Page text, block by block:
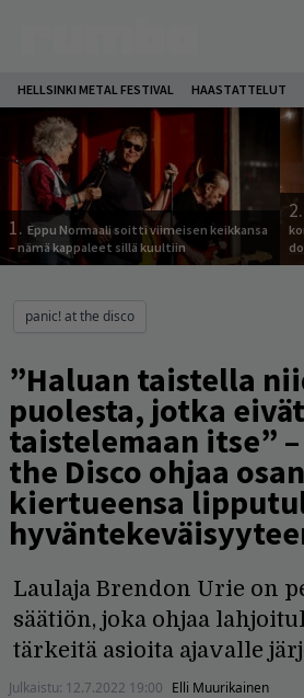
HELLSINKI METAL FESTIVAL HAASTATTELUT
1. Eppu Normaali soitti viimeisen keikkansa
– nämä kappaleet sillä kuultiin
2.
panic! at the disco
”Haluan taistella
puolesta, jotka
taistelemaan itse”
the Disco ohjaa
kiertueensa
Laulaja Brendon Urie on
säätiön, joka ohjaa
tärkeitä asioita ajavalle
Julkaistu: 12.7.2022 19:00 Elli Muurikainen